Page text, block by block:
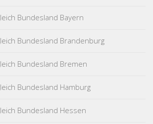
Bundesland Bayern
Bundesland Brandenburg
Bundesland Bremen
Bundesland Hamburg
Bundesland Hessen